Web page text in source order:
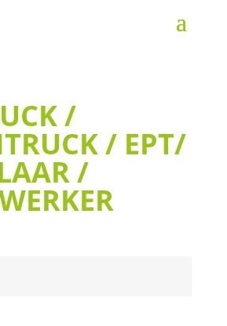
/
/ EPT/
/